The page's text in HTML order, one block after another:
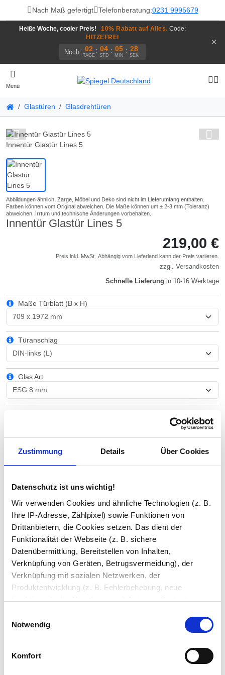
Zustimmung Details Über Cookies
Datenschutz ist uns wichtig!
Wir verwenden Cookies und ähnliche Technologien (z. B.
Ihre IP-Adresse, Zählpixel) sowie Funktionen von
Drittanbietern, die Cookies setzen. Das dient der
Funktionalität der Webseite (z. B. sichere
Datenübermittlung, Bereitstellen von Inhalten,
Verknüpfung von Geräten, Betrugsvermeidung), der
Verknüpfung mit sozialen Netzwerken, der
Produktentwicklung (z. B. Fehlerbehebung, neue
Funktionen), der Abrechnung mit Autoren, Content-
(z. B. Ladezeiten, personalisierte Inhalte,
Bereitstellung und Messen von Anzeigen, personalisierte
Anzeigen, Retargeting).
Notwendig
Komfort
Nach Maß gefertigt Telefonberatung:0231 9995679
Heiße Woche, cooler Preis! 10% Rabatt auf Alles. Code:
HITZEFREI
Noch: 02
TAGE
: 04
STD
: 05
MIN
: 28
SEK
×
Menü
Glastüren Glasdrehtüren
Innentür Glastür Lines 5
Innentür Glastür Lines 5
219,00 €
Preis inkl. MwSt. Abhängig vom Lieferland kann der Preis variieren.
zzgl. Versandkosten
Schnelle Lieferung in 10-16 Werktage
Maße Türblatt (B x H)
Türanschlag
Glas Art
Bohrungen
Satinierung / Laser-Design
Versiegelung
Ihre Bemerkung